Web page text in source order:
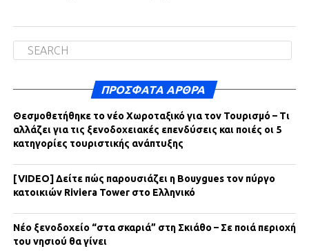
ΠΡΌΣΦΑΤΑ ΆΡΘΡΑ
Θεσμοθετήθηκε το νέο Χωροταξικό για τον Τουρισμό – Τι
αλλάζει για τις ξενοδοχειακές επενδύσεις και ποιές οι 5
κατηγορίες τουριστικής ανάπτυξης
[VIDEO] Δείτε πώς παρουσιάζει η Bouygues τον πύργο
κατοικιών Riviera Tower στο Ελληνικό
Νέο ξενοδοχείο “στα σκαριά” στη Σκιάθο – Σε ποιά περιοχή
του νησιού θα γίνει